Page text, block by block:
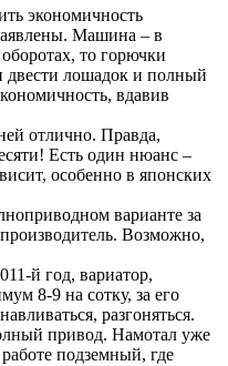
экономичность
Машина – в
то горючки
двести лошадок и полный
вдавив
отлично. Правда,
Есть один нюанс –
особенно в японских
варианте за
Возможно,
й год, вариатор,
8-9 на сотку, за его
разгоняться.
привод. Намотал уже
подземный, где